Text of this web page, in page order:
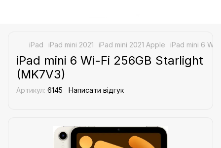
iPad iPad mini 2021 iPad mini 2021 Apple iPad mini 6 Wi-
iPad mini 6 Wi-Fi 256GB Starlight
(MK7V3)
Артикул: 6145 Написати відгук